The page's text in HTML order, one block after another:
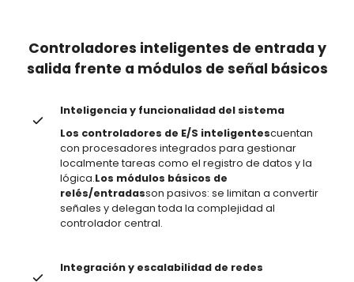
Controladores inteligentes de entrada y
salida frente a módulos de señal básicos
Inteligencia y funcionalidad del sistema
Los controladores de E/S inteligentescuentan
con procesadores integrados para gestionar
localmente tareas como el registro de datos y la
lógica.Los módulos básicos de
relés/entradasson pasivos: se limitan a convertir
señales y delegan toda la complejidad al
controlador central.
Integración y escalabilidad de redes